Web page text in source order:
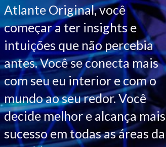
Atlante Original, você
começar a ter insights e
intuições que não percebia
antes. Você se conecta mais
com seu eu interior e com o
mundo ao seu redor. Você
decide melhor e alcança mais
sucesso em todas as áreas da